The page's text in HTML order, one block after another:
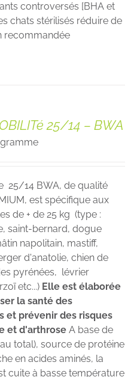
controversés [BHA et
chats stérilisés réduire de
recommandée
25/14 – BWA
25/14 BWA, de qualité
est spécifique aux
de + de 25 kg (type :
saint-bernard, dogue
napolitain, mastiff,
d'anatolie, chien de
pyrénées, lévrier
etc...) Elle est élaborée
la santé des
et prévenir des risques
et d'arthrose A base de
total), source de protéine
en acides aminés, la
cuite à basse température